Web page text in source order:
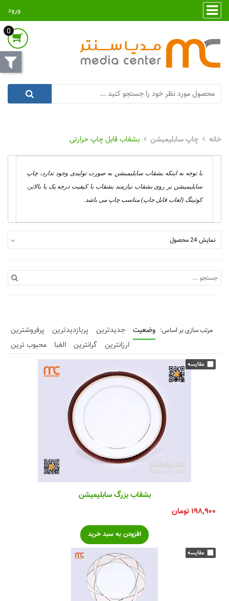
ورود
0
چاپ سابلیمیشن بشقاب قابل چاپ حرارتی
با توجه به اینکه بشقاب سابلیمیشن به صورت تولیدی وجود ندارد، چاپ
سابلیمیشن بر روی بشقاب نیازمند بشقاب با کیفیت درجه یک یا بالاتر،
کوتینگ (لعاب قابل جاپ) مناسب چاپ می باشد.
نمایش 24 محصول
وضعیت جدیدترین پربازدیدترین
پرفروشترین
ارزانترین
گرانترین الفبا محبوب ترین
بشقاب بزرگ سابلیمیشن
۱۹۸,۹۰۰تومان